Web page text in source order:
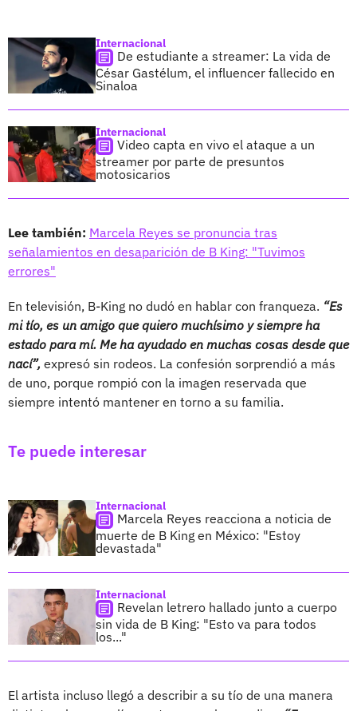
Internacional
De estudiante a streamer: La vida de
César Gastélum, el influencer fallecido en
Sinaloa
Internacional
Video capta en vivo el ataque a un
streamer por parte de presuntos
motosicarios
Lee también: Marcela Reyes se pronuncia tras
señalamientos en desaparición de B King: "Tuvimos
errores"
En televisión, B-King no dudó en hablar con franqueza. “Es
mi tío, es un amigo que quiero muchísimo y siempre ha
estado para mí. Me ha ayudado en muchas cosas desde que
nací”, expresó sin rodeos. La confesión sorprendió a más
de uno, porque rompió con la imagen reservada que
siempre intentó mantener en torno a su familia.
Te puede interesar
Internacional
Marcela Reyes reacciona a noticia de
muerte de B King en México: "Estoy
devastada"
Internacional
Revelan letrero hallado junto a cuerpo
sin vida de B King: "Esto va para todos
los..."
El artista incluso llegó a describir a su tío de una manera